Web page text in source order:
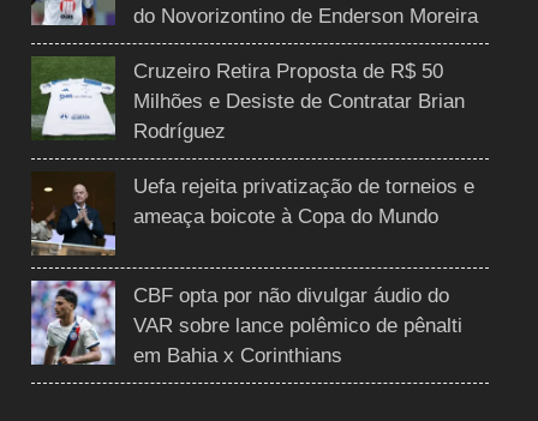
do Novorizontino de Enderson Moreira
Cruzeiro Retira Proposta de R$ 50
Milhões e Desiste de Contratar Brian
Rodríguez
Uefa rejeita privatização de torneios e
ameaça boicote à Copa do Mundo
CBF opta por não divulgar áudio do
VAR sobre lance polêmico de pênalti
em Bahia x Corinthians